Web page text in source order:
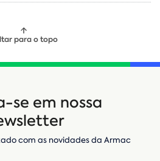
para o topo
se em nossa
com as novidades da Armac
Compra de seminovos